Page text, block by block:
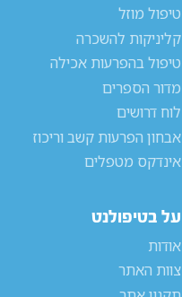
טיפול מוזל
קליניקות להשכרה
טיפול בהפרעות אכילה
מדור הספרים
לוח דרושים
אבחון הפרעות קשב וריכוז
אינדקס מטפלים
על בטיפולנט
אודות
צוות האתר